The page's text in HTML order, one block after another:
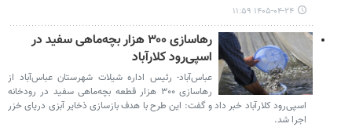
۱۴۰۵-۰۴-۲۴ ۱۱:۵۹
رهاسازی ۳۰۰ هزار بچه‌ماهی سفید در
اسپی‌رود کلارآباد
عباس‌آباد- رئیس اداره شیلات شهرستان عباس‌آباد از
رهاسازی ۳۰۰ هزار قطعه بچه‌ماهی سفید در رودخانه
اسپی‌رود کلارآباد خبر داد و گفت: این طرح با هدف بازسازی ذخایر آبزی دریای خزر
اجرا شد.